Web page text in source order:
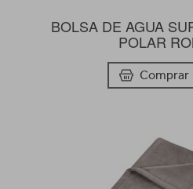
BOLSA DE AGUA
POLAR
Comprar